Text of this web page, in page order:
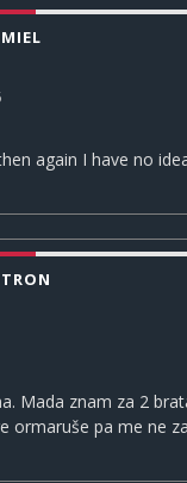
again I have no
Mada znam za 2
ormaruše pa me ne